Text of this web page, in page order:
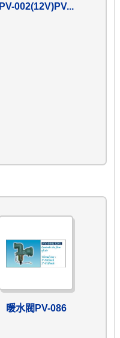
PV-002(12V)PV...
暖水閥PV-086